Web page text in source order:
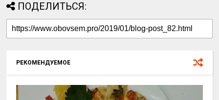
ПОДЕЛИТЬСЯ:
РЕКОМЕНДУЕМОЕ